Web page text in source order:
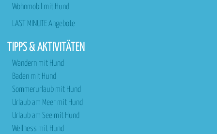
Wohnmobil mit Hund
LAST MINUTE Angebote
TIPPS & AKTIVITÄTEN
Wandern mit Hund
Baden mit Hund
Sommerurlaub mit Hund
Urlaub am Meer mit Hund
Urlaub am See mit Hund
Wellness mit Hund